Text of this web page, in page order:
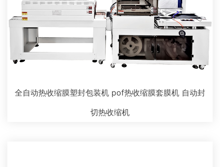
全自动热收缩膜塑封包装机 pof热收缩膜套膜机 自动封
切热收缩机